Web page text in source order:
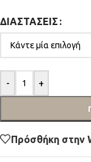
ΔΙΑΣΤΆΣΕΙΣ
- +
Πρόσθήκη στην